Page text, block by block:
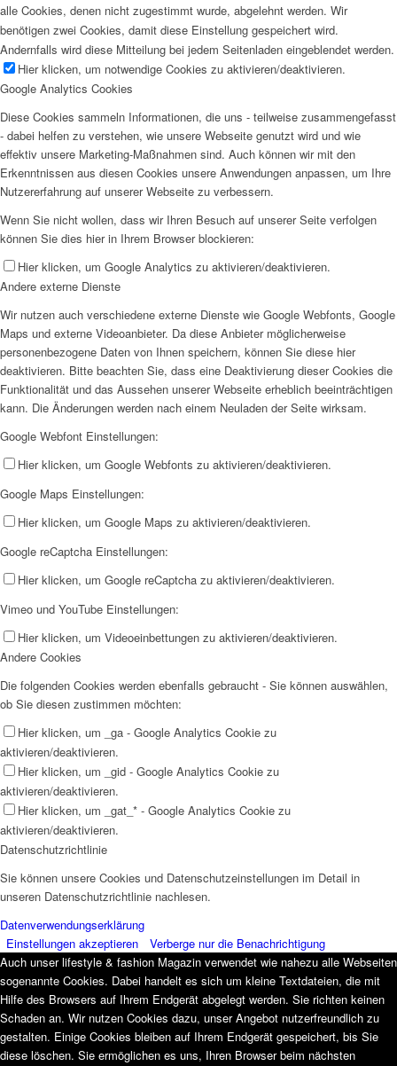
alle Cookies, denen nicht zugestimmt wurde, abgelehnt werden. Wir
benötigen zwei Cookies, damit diese Einstellung gespeichert wird.
Andernfalls wird diese Mitteilung bei jedem Seitenladen eingeblendet werden.
Hier klicken, um notwendige Cookies zu aktivieren/deaktivieren.
Google Analytics Cookies
Diese Cookies sammeln Informationen, die uns - teilweise zusammengefasst
- dabei helfen zu verstehen, wie unsere Webseite genutzt wird und wie
effektiv unsere Marketing-Maßnahmen sind. Auch können wir mit den
Erkenntnissen aus diesen Cookies unsere Anwendungen anpassen, um Ihre
Nutzererfahrung auf unserer Webseite zu verbessern.
Wenn Sie nicht wollen, dass wir Ihren Besuch auf unserer Seite verfolgen
können Sie dies hier in Ihrem Browser blockieren:
Hier klicken, um Google Analytics zu aktivieren/deaktivieren.
Andere externe Dienste
Wir nutzen auch verschiedene externe Dienste wie Google Webfonts, Google
Maps und externe Videoanbieter. Da diese Anbieter möglicherweise
personenbezogene Daten von Ihnen speichern, können Sie diese hier
deaktivieren. Bitte beachten Sie, dass eine Deaktivierung dieser Cookies die
Funktionalität und das Aussehen unserer Webseite erheblich beeinträchtigen
kann. Die Änderungen werden nach einem Neuladen der Seite wirksam.
Google Webfont Einstellungen:
Hier klicken, um Google Webfonts zu aktivieren/deaktivieren.
Google Maps Einstellungen:
Hier klicken, um Google Maps zu aktivieren/deaktivieren.
Google reCaptcha Einstellungen:
Hier klicken, um Google reCaptcha zu aktivieren/deaktivieren.
Vimeo und YouTube Einstellungen:
Hier klicken, um Videoeinbettungen zu aktivieren/deaktivieren.
Andere Cookies
Die folgenden Cookies werden ebenfalls gebraucht - Sie können auswählen,
ob Sie diesen zustimmen möchten:
Hier klicken, um _ga - Google Analytics Cookie zu
aktivieren/deaktivieren.
Hier klicken, um _gid - Google Analytics Cookie zu
aktivieren/deaktivieren.
Hier klicken, um _gat_* - Google Analytics Cookie zu
aktivieren/deaktivieren.
Datenschutzrichtlinie
Sie können unsere Cookies und Datenschutzeinstellungen im Detail in
unseren Datenschutzrichtlinie nachlesen.
Datenverwendungserklärung
Einstellungen akzeptieren
Verberge nur die Benachrichtigung
Auch unser lifestyle & fashion Magazin verwendet wie nahezu alle Webseiten
sogenannte Cookies. Dabei handelt es sich um kleine Textdateien, die mit
Hilfe des Browsers auf Ihrem Endgerät abgelegt werden. Sie richten keinen
Schaden an. Wir nutzen Cookies dazu, unser Angebot nutzerfreundlich zu
gestalten. Einige Cookies bleiben auf Ihrem Endgerät gespeichert, bis Sie
diese löschen. Sie ermöglichen es uns, Ihren Browser beim nächsten